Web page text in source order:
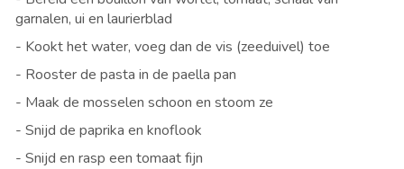
garnalen, ui en laurierblad
- Kookt het water, voeg dan de vis (zeeduivel) toe
- Rooster de pasta in de paella pan
- Maak de mosselen schoon en stoom ze
- Snijd de paprika en knoflook
- Snijd en rasp een tomaat fijn